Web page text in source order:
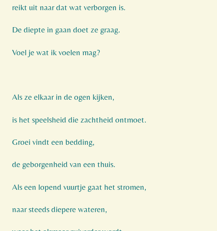
reikt uit naar dat wat verborgen is.
De diepte in gaan doet ze graag.
Voel je wat ik voelen mag?
Als ze elkaar in de ogen kijken,
is het speelsheid die zachtheid ontmoet.
Groei vindt een bedding,
de geborgenheid van een thuis.
Als een lopend vuurtje gaat het stromen,
naar steeds diepere wateren,